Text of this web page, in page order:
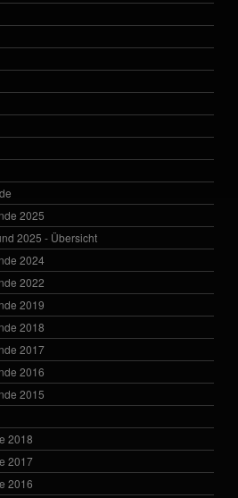
2025
2025 - Übersicht
2024
2022
2019
2018
2017
2016
2015
2018
2017
2016